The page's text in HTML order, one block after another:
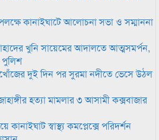
কানাইঘাটে আলোচনা সভা ও সম্মাননা
খুনি সায়েমের আদালতে আত্মসমর্পন,
পুলিশ
দুই দিন পর সুরমা নদীতে ভেসে উঠল
হত্যা মামলার ৩ আসামী কক্সবাজার
কানাইঘাট স্বাস্থ্য কমপ্লেক্সে পরিদর্শন